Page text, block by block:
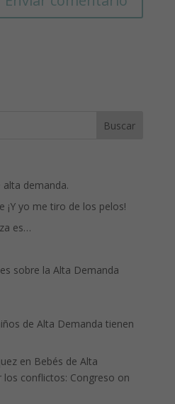
alta demanda.
¡Y yo me tiro de los pelos!
es…
sobre la Alta Demanda
de Alta Demanda tienen
en Bebés de Alta
conflictos: Congreso on